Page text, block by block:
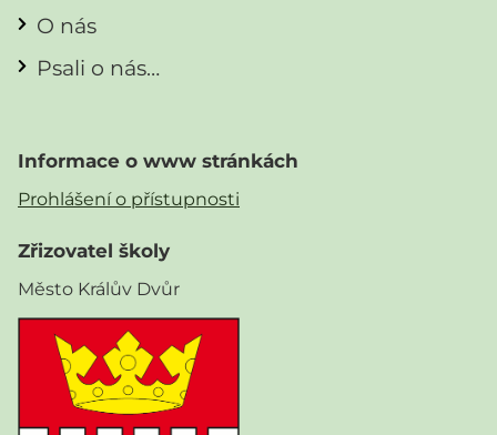
O nás
Psali o nás…
Informace o www stránkách
Prohlášení o přístupnosti
Zřizovatel školy
Město Králův Dvůr